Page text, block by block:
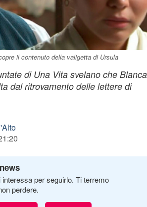
il contenuto della valigetta di Ursula
di Una Vita svelano che Blanca
dal ritrovamento delle lettere di
per seguirlo. Ti terremo
perdere.